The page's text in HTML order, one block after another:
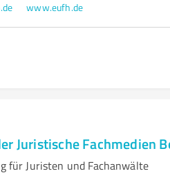
www.eufh.de
Juristische Fachmedien
für Juristen und Fachanwälte